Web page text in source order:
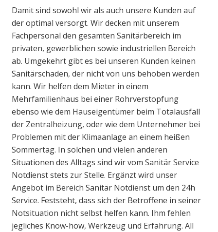
Damit sind sowohl wir als auch unsere Kunden auf
der optimal versorgt. Wir decken mit unserem
Fachpersonal den gesamten Sanitärbereich im
privaten, gewerblichen sowie industriellen Bereich
ab. Umgekehrt gibt es bei unseren Kunden keinen
Sanitärschaden, der nicht von uns behoben werden
kann. Wir helfen dem Mieter in einem
Mehrfamilienhaus bei einer Rohrverstopfung
ebenso wie dem Hauseigentümer beim Totalausfall
der Zentralheizung, oder wie dem Unternehmer bei
Problemen mit der Klimaanlage an einem heißen
Sommertag. In solchen und vielen anderen
Situationen des Alltags sind wir vom Sanitär Service
Notdienst stets zur Stelle. Ergänzt wird unser
Angebot im Bereich Sanitär Notdienst um den 24h
Service. Feststeht, dass sich der Betroffene in seiner
Notsituation nicht selbst helfen kann. Ihm fehlen
jegliches Know-how, Werkzeug und Erfahrung. All